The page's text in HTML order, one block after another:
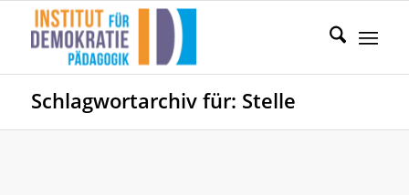
Schlagwortarchiv für: Stelle